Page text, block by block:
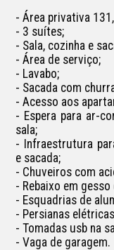
- Área privativa
- 3 suítes;
- Sala, cozinha e
- Área de serviço;
- Lavabo;
- Sacada com
- Acesso aos
- Espera para ar-
sala;
- Infraestrutura
e sacada;
- Chuveiros com
- Rebaixo em
- Esquadrias de
- Persianas
- Tomadas usb na
- Vaga de garagem.